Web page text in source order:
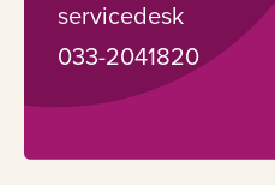
servicedesk
033-2041820